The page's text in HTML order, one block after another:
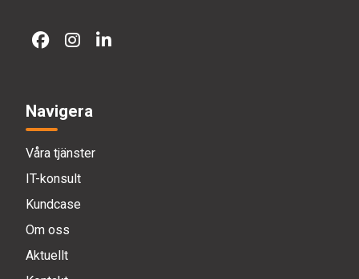
Navigera
Våra tjänster
IT-konsult
Kundcase
Om oss
Aktuellt